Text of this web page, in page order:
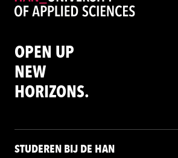
OPEN UP
NEW
HORIZONS.
STUDEREN BIJ DE HAN